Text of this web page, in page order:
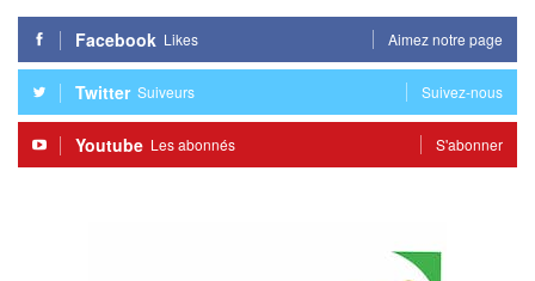
Facebook Likes Aimez notre page
Twitter Suiveurs Suivez-nous
Youtube Les abonnés S'abonner